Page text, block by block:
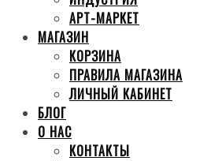
АРТ-МАРКЕТ
МАГАЗИН
КОРЗИНА
ПРАВИЛА МАГАЗИНА
ЛИЧНЫЙ КАБИНЕТ
БЛОГ
О НАС
КОНТАКТЫ